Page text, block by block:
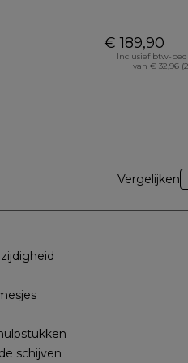
€ 189,90
Inclusief btw-
van € 32,96
Vergelijken
schijven